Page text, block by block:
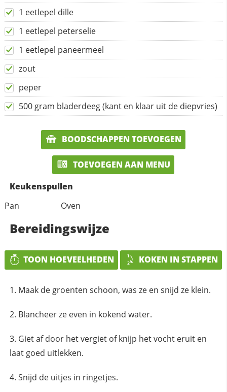
1 eetlepel dille
1 eetlepel peterselie
1 eetlepel paneermeel
zout
peper
500 gram bladerdeeg (kant en klaar uit de diepvries)
BOODSCHAPPEN TOEVOEGEN
TOEVOEGEN AAN MENU
Keukenspullen
Pan
Oven
Bereidingswijze
TOON HOEVEELHEDEN KOKEN IN STAPPEN
Maak de groenten schoon, was ze en snijd ze klein.
Blancheer ze even in kokend water.
Giet af door het vergiet of knijp het vocht eruit en
laat goed uitlekken.
Snijd de uitjes in ringetjes.